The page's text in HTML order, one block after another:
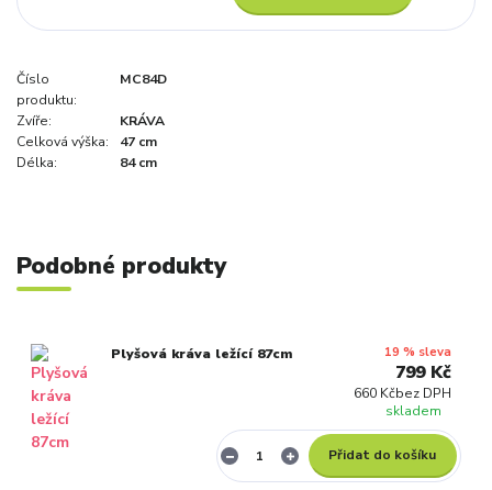
Číslo
produktu:
MC84D
Zvíře:
KRÁVA
Celková výška:
47 cm
Délka:
84 cm
Podobné produkty
Plyšová kráva ležící 87cm 19 % sleva
799 Kč
660 Kčbez DPH
skladem
Přidat do košíku